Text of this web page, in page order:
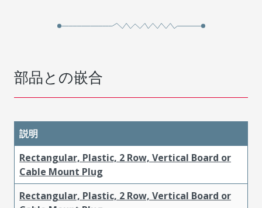
部品との嵌合
説明
Rectangular, Plastic, 2 Row, Vertical Board or
Cable Mount Plug
Rectangular, Plastic, 2 Row, Vertical Board or